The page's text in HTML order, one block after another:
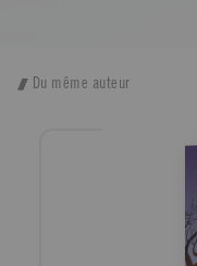
Du même auteur